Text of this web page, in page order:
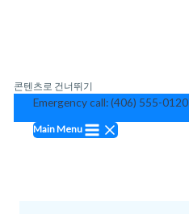
콘텐츠로 건너뛰기
Emergency call: (406) 555-0120
Main Menu